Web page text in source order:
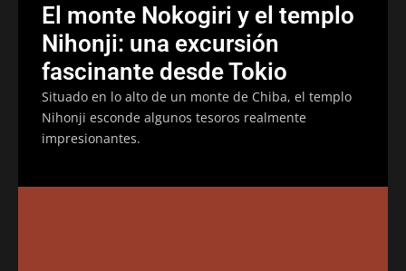
El monte Nokogiri y el templo
Nihonji: una excursión
fascinante desde Tokio
Situado en lo alto de un monte de Chiba, el templo
Nihonji esconde algunos tesoros realmente
impresionantes.